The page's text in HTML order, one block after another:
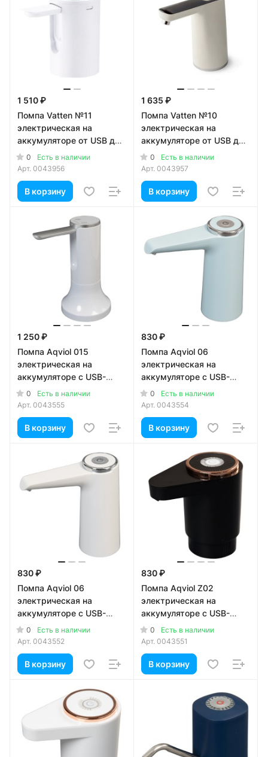
1 510 ₽
Помпа Vatten №11
электрическая на
аккумуляторе от USB для
19л бутылей
0
Есть в наличии
Арт. 0043956
В корзину
1 635 ₽
Помпа Vatten №10
электрическая на
аккумуляторе от USB для
19л бутылей
0
Есть в наличии
Арт. 0043957
В корзину
1 250 ₽
Помпа Aqviol 015
электрическая на
аккумуляторе с USB-
адаптером для 19л
бутылей, белая
0
Есть в наличии
Арт. 0043555
В корзину
830 ₽
Помпа Aqviol 06
электрическая на
аккумуляторе с USB-
адаптером для 19л
бутылей, голубая
0
Есть в наличии
Арт. 0043554
В корзину
830 ₽
Помпа Aqviol 06
электрическая на
аккумуляторе с USB-
адаптером для 19л
бутылей, белая
0
Есть в наличии
Арт. 0043552
В корзину
830 ₽
Помпа Aqviol Z02
электрическая на
аккумуляторе с USB-
адаптером для 19л
бутылей, черная
0
Есть в наличии
Арт. 0043551
В корзину